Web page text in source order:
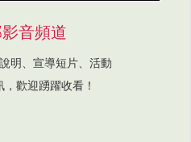
音頻道
明、宣導短片、活動
歡迎踴躍收看！